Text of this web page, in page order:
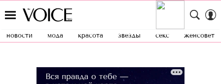
новости мода красота звезды секс женсовет